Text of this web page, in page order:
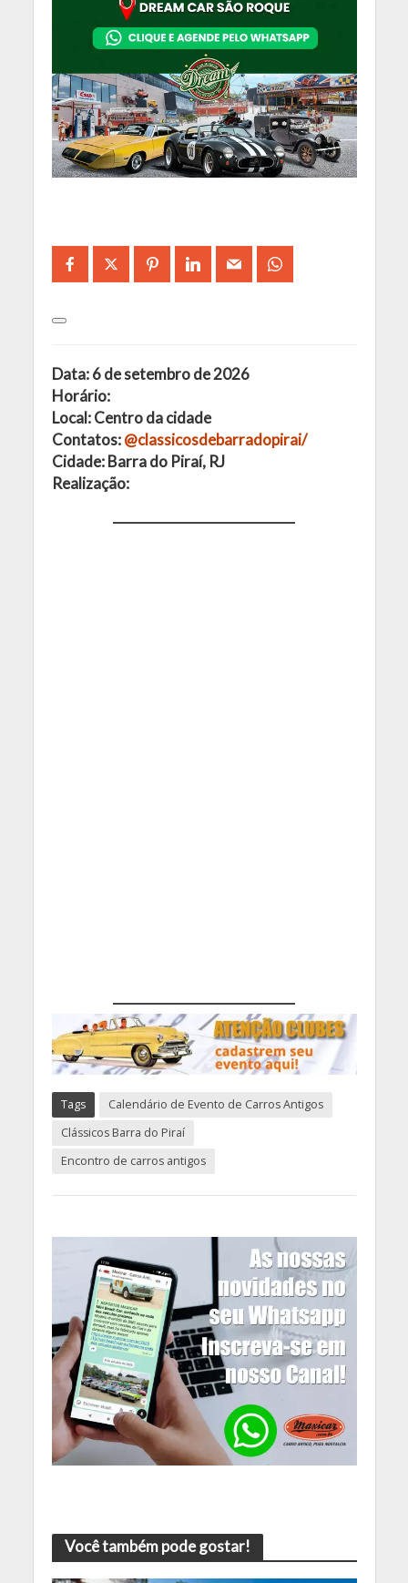
Data: 6 de setembro de 2026
Horário:
Local: Centro da cidade
Contatos:@classicosdebarradopirai/
Cidade: Barra do Piraí, RJ
Realização:
Tags
Calendário de Evento de Carros Antigos
Clássicos Barra do Piraí
Encontro de carros antigos
Você também pode gostar!